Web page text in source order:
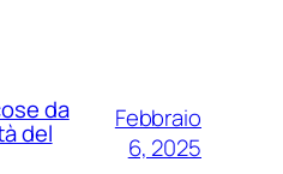
da
del
Febbraio
6, 2025